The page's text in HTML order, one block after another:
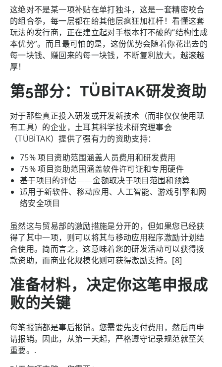
这绝对不是某一项补贴在单打独斗，这是一套精密咬合
的组合拳，每一层都在给其他层疯狂加杠杆！看懂这套
玩法的发行商，正在建立起对手根本打不破的“结构性成
本优势”。而且最可怕的是，这份优势会随着你花出去的
每一块钱、赚回来的每一块钱，不断复利放大，越滚越
厚！
第5部分：TÜBİTAK研发资助
对于那些真正投入研发或开发新技术（而非仅仅使用现
有工具）的企业，土耳其科学技术研究理事会
（TÜBİTAK）提供了强有力的资助支持：
75% 项目资助范围涵盖人员费用和研发费用
75% 项目资助范围涵盖软件许可证和专用硬件
基于项目的评估——金额取决于项目范围和预算
适用于新软件、移动应用、人工智能、游戏引擎和网
络安全项目
虽然这与贸易部的激励措施是分开的，但如果您已经获
得了其中一项，则可以将其与移动应用程序激励计划结
合使用。简而言之，这意味着您的研发活动可以获得拨
款资助，而商业化规模化则可获得激励支持。[8]
准备材料，决定你这笔申报成
败的关键
每笔报销都是事后报销。您需要先支付费用，然后再申
请报销。因此，从第一天起，严格遵守记录规范就至关
重要。.